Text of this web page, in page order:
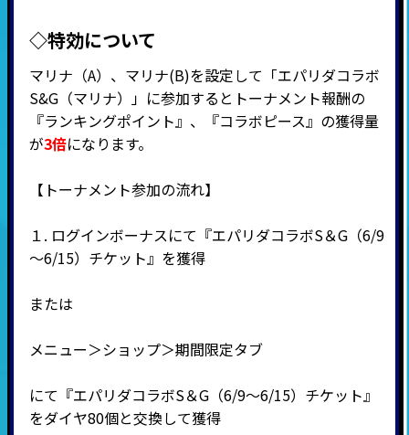
◇特効について
マリナ（A）、マリナ(B)を設定して「エパリダコラボ
S&G（マリナ）」に参加するとトーナメント報酬の
『ランキングポイント』、『コラボピース』の獲得量
が3倍になります。
【トーナメント参加の流れ】
１. ログインボーナスにて『エパリダコラボS＆G（6/9
～6/15）チケット』を獲得
または
メニュー＞ショップ＞期間限定タブ
にて『エパリダコラボS＆G（6/9～6/15）チケット』
をダイヤ80個と交換して獲得